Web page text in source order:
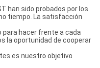
han sido probados por los
tiempo. La satisfacción
para hacer frente a cada
la oportunidad de cooperar
es nuestro objetivo